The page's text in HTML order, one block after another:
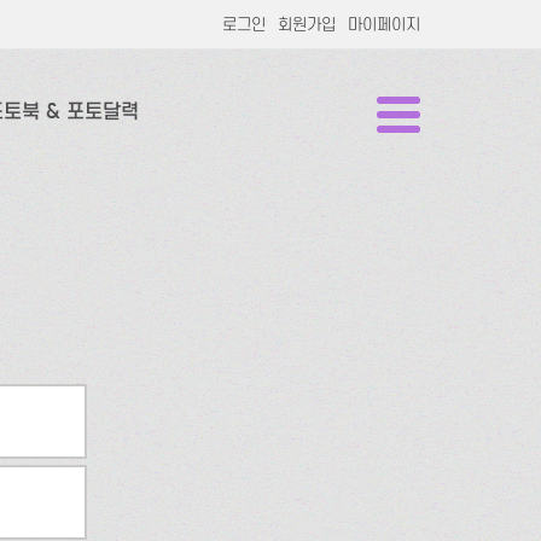
로그인 회원가입 마이페이지
북 & 포토달력